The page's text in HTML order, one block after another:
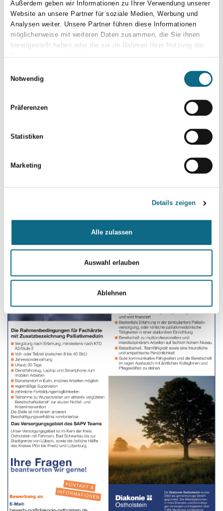
Außerdem geben wir Informationen zu Ihrer Verwendung unserer
Website an unsere Partner für soziale Medien, Werbung und
Analysen weiter. Unsere Partner führen diese Informationen
möglicherweise mit weiteren Daten zusammen, die Sie ihnen
bereitgestellt haben oder die sie im Rahmen Ihrer Nutzung der
Notwendig
Präferenzen
Statistiken
Marketing
Details zeigen
Alle zulassen
Auswahl erlauben
Ablehnen
Eutin Ärzte Jobs Eutin Stellenangebote Assistenzarzt Eutin
Stellenangebote Assistenzarzt Eutin Stellenanzeigen
Assistenzarzt Eutin Stelleninserate Facharzt aller
Fachrichtungen mit Zusatzbezeichnung Palliativmedizin Eutin
Stepstone Assistenzarzt Eutin Indeed Assistenzarzt Eutin